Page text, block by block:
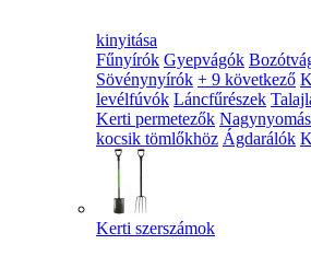
kinyitása
Fűnyírók Gyepvágók
Sövénynyírók + 9 következő
levélfúvók Láncfűrészek
Kerti permetezők
kocsik tömlőkhöz Ágdarálók
Kerti szerszámok